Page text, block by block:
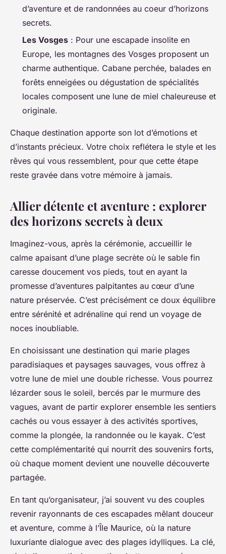
d’aventure et de randonnées au coeur d’horizons
secrets.
Les Vosges : Pour une escapade insolite en
Europe, les montagnes des Vosges proposent un
charme authentique. Cabane perchée, balades en
forêts enneigées ou dégustation de spécialités
locales composent une lune de miel chaleureuse et
originale.
Chaque destination apporte son lot d’émotions et
d’instants précieux. Votre choix reflétera le style et les
rêves qui vous ressemblent, pour que cette étape
reste gravée dans votre mémoire à jamais.
Allier détente et aventure : explorer
des horizons secrets à deux
Imaginez-vous, après la cérémonie, accueillir le
calme apaisant d’une plage secrète où le sable fin
caresse doucement vos pieds, tout en ayant la
promesse d’aventures palpitantes au cœur d’une
nature préservée. C’est précisément ce doux équilibre
entre sérénité et adrénaline qui rend un voyage de
noces inoubliable.
En choisissant une destination qui marie plages
paradisiaques et paysages sauvages, vous offrez à
votre lune de miel une double richesse. Vous pourrez
lézarder sous le soleil, bercés par le murmure des
vagues, avant de partir explorer ensemble les sentiers
cachés ou vous essayer à des activités sportives,
comme la plongée, la randonnée ou le kayak. C’est
cette complémentarité qui nourrit des souvenirs forts,
où chaque moment devient une nouvelle découverte
partagée.
En tant qu’organisateur, j’ai souvent vu des couples
revenir rayonnants de ces escapades mêlant douceur
et aventure, comme à l’Île Maurice, où la nature
luxuriante dialogue avec des plages idylliques. La clé,